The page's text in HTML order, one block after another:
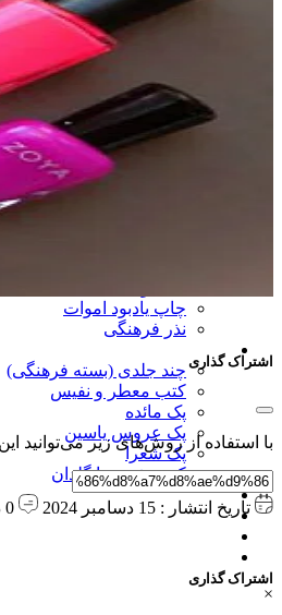
کتاب هزار و یک شب
بوستان سعدی
گلستان سعدی
کلیات سعدی
کتاب شمس تبریزی
کتاب مثنوی معنوی
کتاب پروین
سایر کتب ادبی
پک کتب ادبی نیم
چاپ یادبود اموات
نذر فرهنگی
پیشنهاد خرید هدیه
چند جلدی (بسته فرهنگی)
کتب معطر و نفیس
پک مائده
پک عروس یاسین
پک شعرا
کتب نفیس با گلدان
دیوان حافظ شب یلدا
دانلود رایگان صوت غزلیات
×
اشتراک گذاری
با استفاده از روش‌های زیر می‌توانید
تاریخ انتشار : 15 دسامبر 2024
اشتراک گذاری